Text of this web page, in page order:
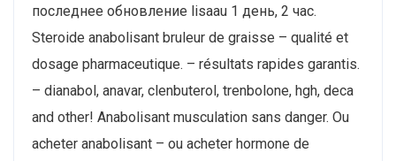
последнее обновление lisaau 1 день, 2 час.
Steroide anabolisant bruleur de graisse – qualité et
dosage pharmaceutique. – résultats rapides garantis.
– dianabol, anavar, clenbuterol, trenbolone, hgh, deca
and other! Anabolisant musculation sans danger. Ou
acheter anabolisant – ou acheter hormone de